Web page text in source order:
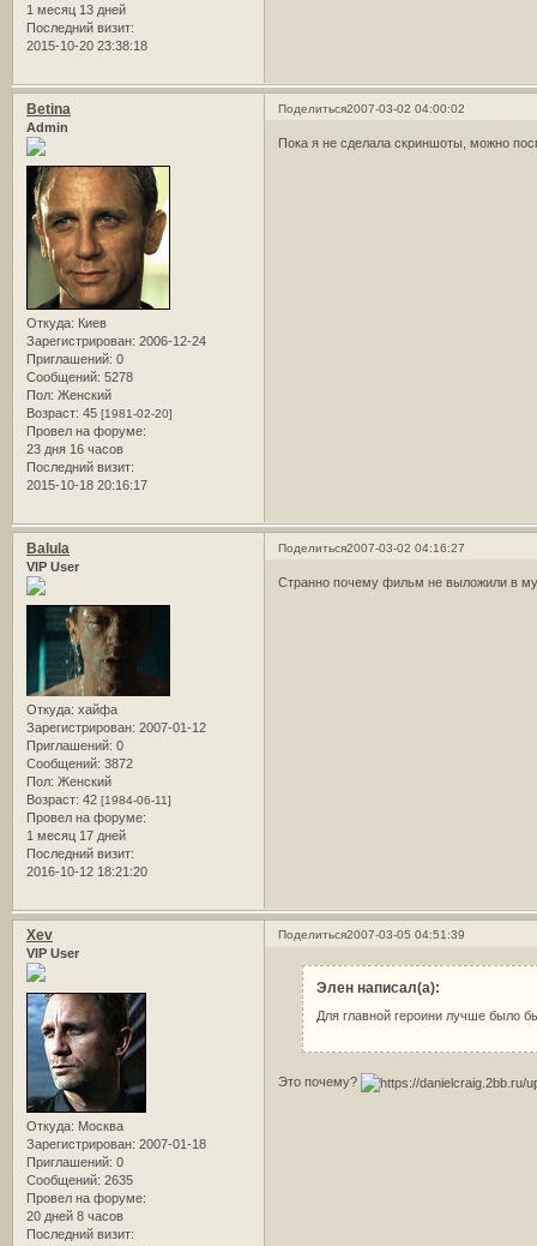
1 месяц 13 дней
Последний визит:
2015-10-20 23:38:18
Поделиться2007-03-02 04:00:02
Betina
Admin
Откуда: Киев
Зарегистрирован: 2006-12-24
Приглашений: 0
Сообщений: 5278
Пол: Женский
Возраст: 45 [1981-02-20]
Провел на форуме:
23 дня 16 часов
Последний визит:
2015-10-18 20:16:17
Пока я не сделала скриншоты, можно
Поделиться2007-03-02 04:16:27
Balula
VIP User
Откуда: хайфа
Зарегистрирован: 2007-01-12
Приглашений: 0
Сообщений: 3872
Пол: Женский
Возраст: 42 [1984-06-11]
Провел на форуме:
1 месяц 17 дней
Последний визит:
2016-10-12 18:21:20
Странно почему фильм не выложили в
Поделиться2007-03-05 04:51:39
Xev
VIP User
Откуда: Москва
Зарегистрирован: 2007-01-18
Приглашений: 0
Сообщений: 2635
Провел на форуме:
20 дней 8 часов
Последний визит:
Элен написал(а):
Для главной героини лучше было
Это почему?